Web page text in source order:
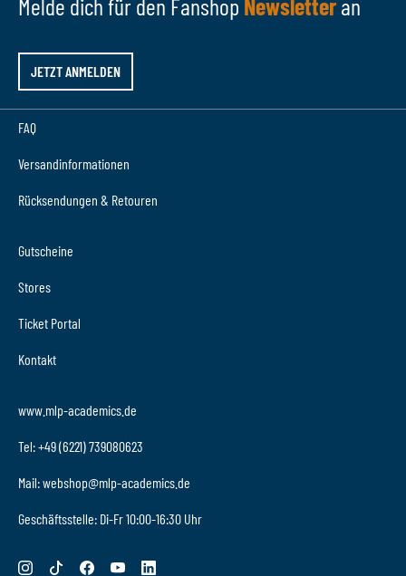
JETZT ANMELDEN
FAQ
Versandinformationen
Rücksendungen & Retouren
Gutscheine
Stores
Ticket Portal
Kontakt
www.mlp-academics.de
Tel: +49 (6221) 739080623
Mail: webshop@mlp-academics.de
Geschäftsstelle: Di-Fr 10:00-16:30 Uhr